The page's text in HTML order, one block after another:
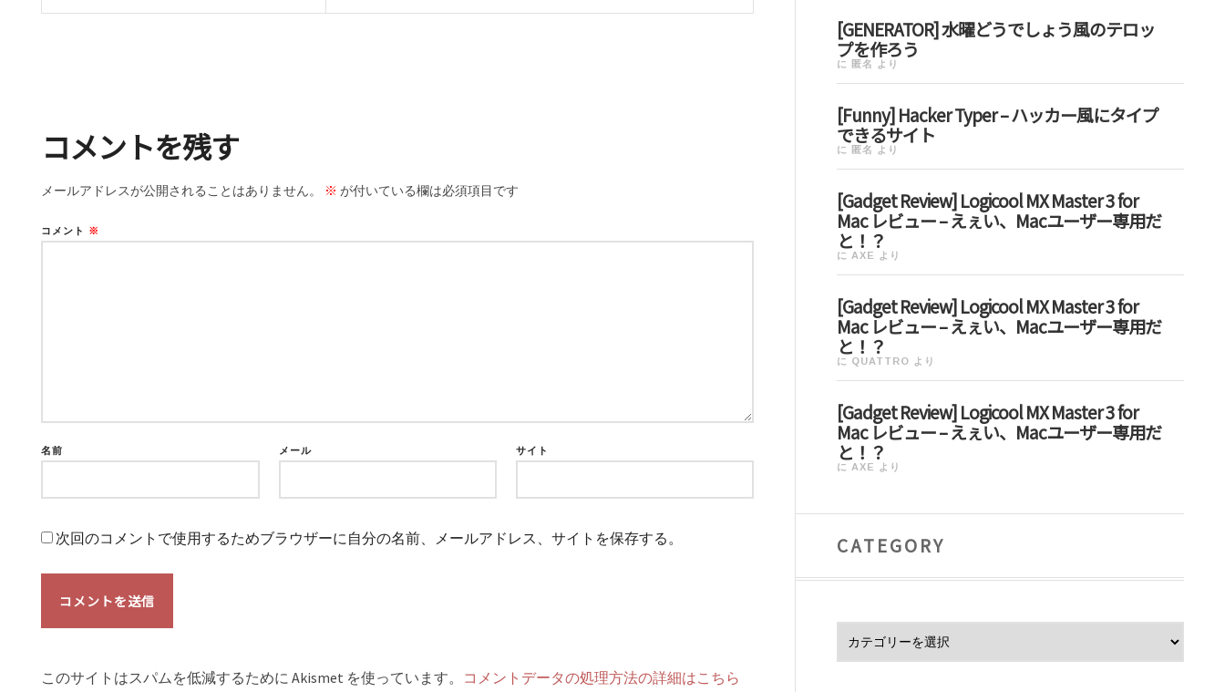
コメントを残す
メールアドレスが公開されることはありません。 ※ が付いている欄は必須項目です
コメント ※
名前 メール サイト
次回のコメントで使用するためブラウザーに自分の名前、メールアドレス、サイトを保存する。
このサイトはスパムを低減するために Akismet を使っています。 コメントデータの処理方法の詳細はこちら
[GENERATOR] 水曜どうでしょう風のテロッ
プを作ろう
に 匿名 より
[Funny] Hacker Typer – ハッカー風にタイプ
できるサイト
に 匿名 より
[Gadget Review] Logicool MX Master 3 for
Mac レビュー – えぇい、Macユーザー専用だ
と！？
に AXE より
[Gadget Review] Logicool MX Master 3 for
Mac レビュー – えぇい、Macユーザー専用だ
と！？
に QUATTRO より
[Gadget Review] Logicool MX Master 3 for
Mac レビュー – えぇい、Macユーザー専用だ
と！？
に AXE より
CATEGORY